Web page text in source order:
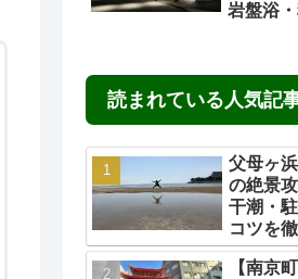
岩盤浴
読まれている人気記
父母ヶ
の絶景
干潮・
コツを
【南京